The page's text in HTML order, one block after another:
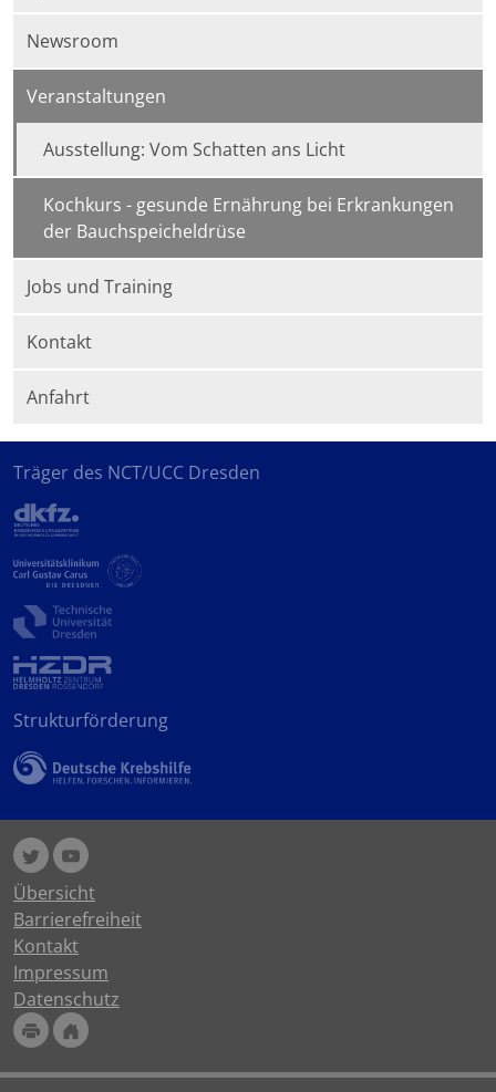
Newsroom
Veranstaltungen
Ausstellung: Vom Schatten ans Licht
Kochkurs - gesunde Ernährung bei Erkrankungen
der Bauchspeicheldrüse
Jobs und Training
Kontakt
Anfahrt
Träger des NCT/UCC Dresden
Strukturförderung
Übersicht
Barrierefreiheit
Kontakt
Impressum
Datenschutz